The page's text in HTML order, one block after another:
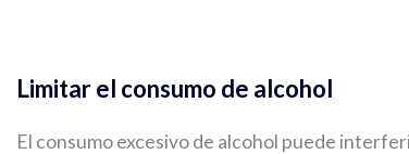
Limitar el consumo de alcohol
El consumo excesivo de alcohol puede